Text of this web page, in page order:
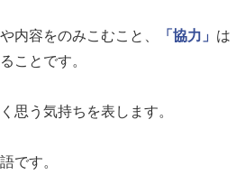
内容をのみこむこと、 「協力」 は
ことです。
思う気持ちを表します。
です。